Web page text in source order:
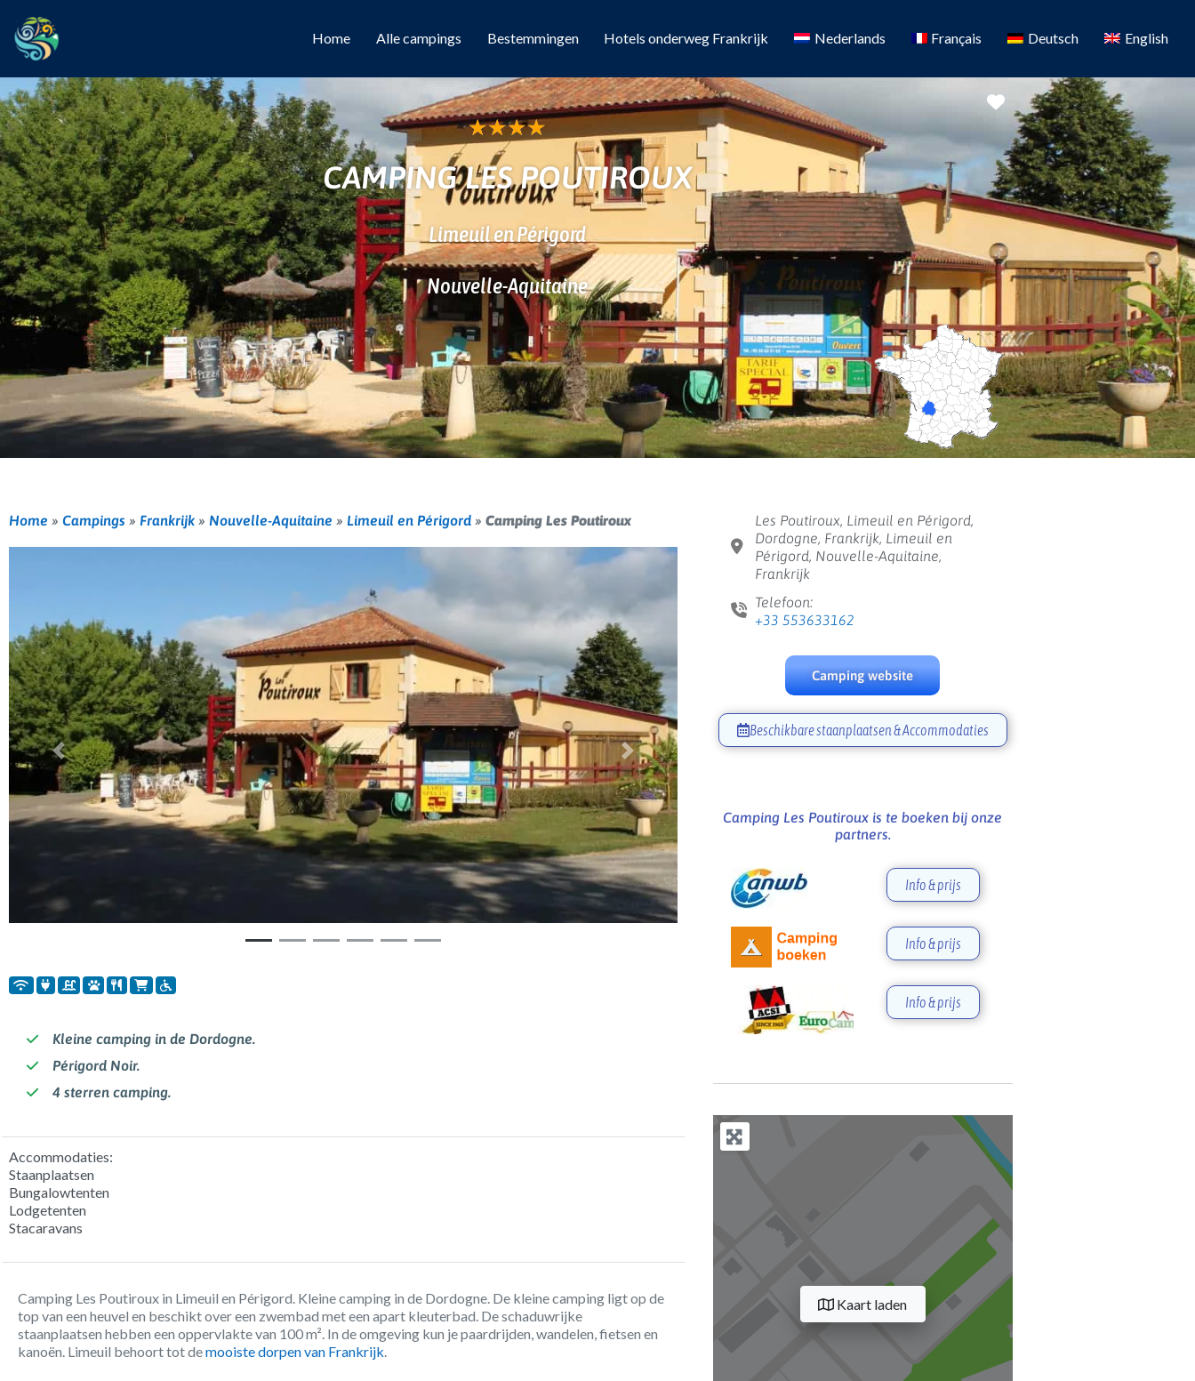
Home Alle campings Bestemmingen Hotels onderweg Frankrijk Nederlands Français Deutsch English
Favoriete
★★★★
CAMPING LES POUTIROUX
Limeuil en Périgord
Nouvelle-Aquitaine
Home » Campings » Frankrijk » Nouvelle-Aquitaine » Limeuil en Périgord » Camping Les Poutiroux
Vorige Volgende
Kleine camping in de Dordogne.
Périgord Noir.
4 sterren camping.
Accommodaties:
Staanplaatsen
Bungalowtenten
Lodgetenten
Stacaravans
Camping Les Poutiroux in Limeuil en Périgord. Kleine camping in de Dordogne. De kleine camping ligt op de
top van een heuvel en beschikt over een zwembad met een apart kleuterbad. De schaduwrijke
staanplaatsen hebben een oppervlakte van 100 m². In de omgeving kun je paardrijden, wandelen, fietsen en
kanoën. Limeuil behoort tot demooiste dorpen van Frankrijk.
Les Poutiroux, Limeuil en Périgord,
Dordogne, Frankrijk, Limeuil en
Périgord, Nouvelle-Aquitaine,
Frankrijk
Telefoon:
+33 553633162
Camping website
Beschikbare staanplaatsen & Accommodaties
Camping Les Poutiroux is te boeken bij onze
partners.
Info & prijs
Info & prijs
Info & prijs
Kaart laden